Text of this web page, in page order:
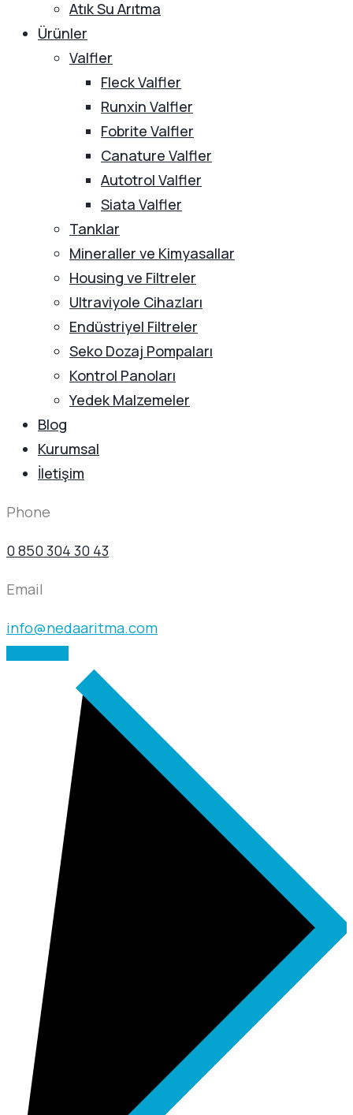
Atık Su Arıtma
Ürünler
Valfler
Fleck Valfler
Runxin Valfler
Fobrite Valfler
Canature Valfler
Autotrol Valfler
Siata Valfler
Tanklar
Mineraller ve Kimyasallar
Housing ve Filtreler
Ultraviyole Cihazları
Endüstriyel Filtreler
Seko Dozaj Pompaları
Kontrol Panoları
Yedek Malzemeler
Blog
Kurumsal
İletişim
Phone
0 850 304 30 43
Email
info@nedaaritma.com